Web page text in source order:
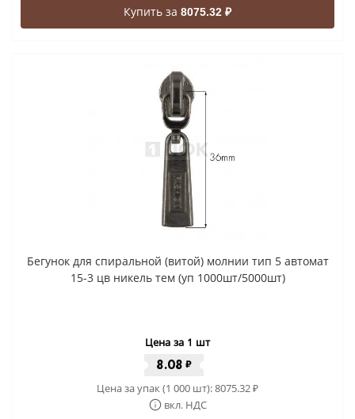
Купить за 8075.32 ₽
Бегунок для спиральной (витой) молнии тип 5 автомат
15-3 цв никель тем (уп 1000шт/5000шт)
Цена за 1 шт
8.08 ₽
Цена за упак (1 000 шт):8075.32₽
вкл. НДС